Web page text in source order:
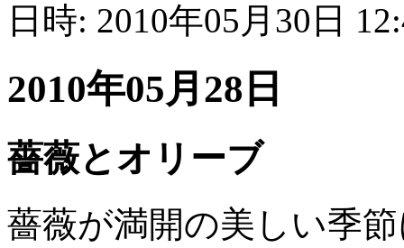
日時: 2010年05月30日
2010年05月28日
薔薇とオリーブ
薔薇が満開の美しい季